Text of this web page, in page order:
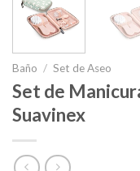
Baño / Set de Aseo
Set de
Suavinex